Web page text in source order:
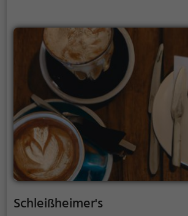
Speisen und Getränke
Café Bar am Schlüter!
Schleißheimer's